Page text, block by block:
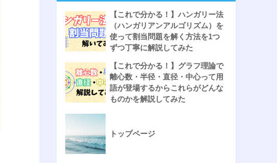
【これで分かる！】ハンガリー法
（ハンガリアンアルゴリズム）を
使って割当問題を解く方法を1つ
ずつ丁寧に解説してみた
【これで分かる！】グラフ理論で
離心数・半径・直径・中心って用
語が登場するからこれらがどんな
ものかを解説してみた
トップページ